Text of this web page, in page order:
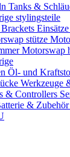
Tanks &
stylingsteile
stütze
Motorswap
Öl- und
Werkzeuge
& Controllers
& Zubehör